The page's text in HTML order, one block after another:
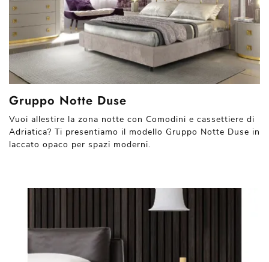
Gruppo Notte Duse
Vuoi allestire la zona notte con Comodini e cassettiere di
Adriatica? Ti presentiamo il modello Gruppo Notte Duse in
laccato opaco per spazi moderni.